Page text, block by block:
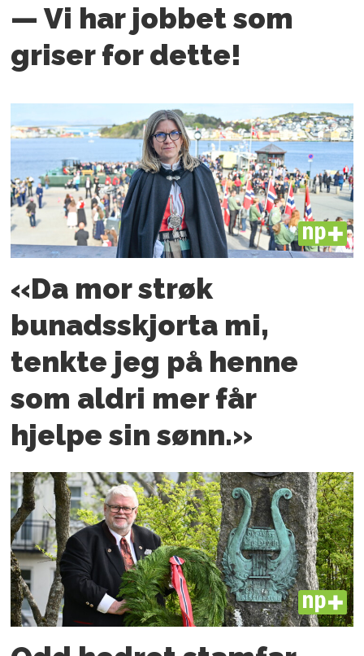
— Vi har jobbet som
griser for dette!
PLUS
«Da mor strøk
bunadsskjorta mi,
tenkte jeg på henne
som aldri mer får
hjelpe sin sønn.»
PLUS